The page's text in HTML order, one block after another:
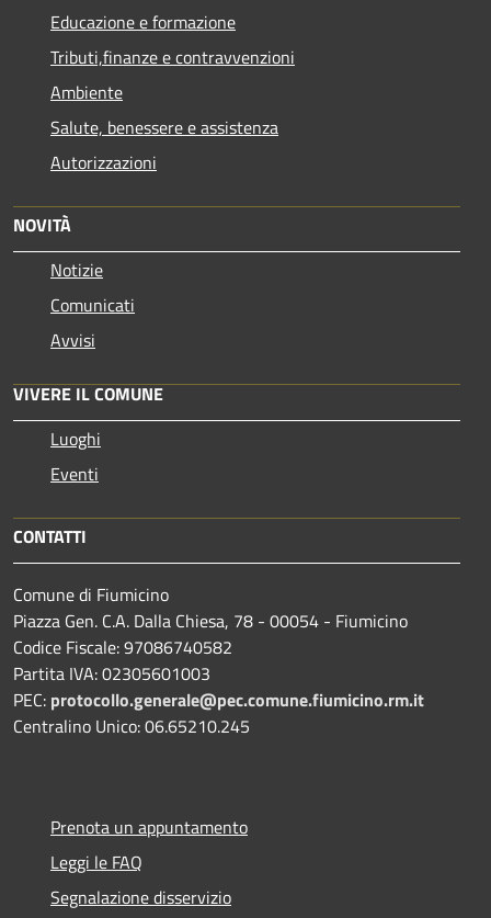
Educazione e formazione
Tributi,finanze e contravvenzioni
Ambiente
Salute, benessere e assistenza
Autorizzazioni
NOVITÀ
Notizie
Comunicati
Avvisi
VIVERE IL COMUNE
Luoghi
Eventi
CONTATTI
Comune di Fiumicino
Piazza Gen. C.A. Dalla Chiesa, 78 - 00054 - Fiumicino
Codice Fiscale: 97086740582
Partita IVA: 02305601003
PEC: protocollo.generale@pec.comune.fiumicino.rm.it
Centralino Unico: 06.65210.245
Prenota un appuntamento
Leggi le FAQ
Segnalazione disservizio